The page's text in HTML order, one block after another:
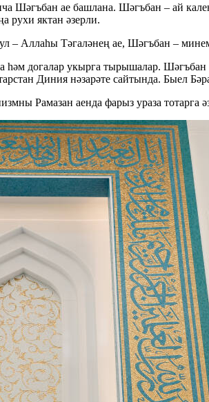
Шәгъбан ае башлана. Шәгъбан – ай
рухи яктан әзерли.
– Аллаһы Тәгаләнең ае, Шәгъбан –
догалар укырга тырышалар.
Диния нәзарәте сайтында. Быел
Рамазан аенда фарыз ураза